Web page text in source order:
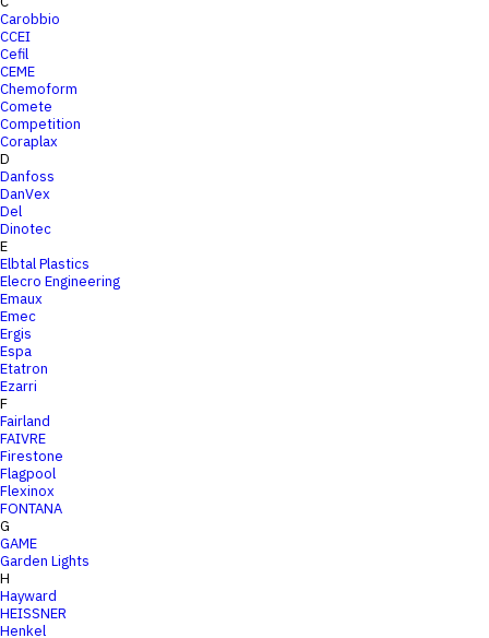
Carobbio
CCEI
Cefil
CEME
Chemoform
Comete
Competition
Coraplax
D
Danfoss
DanVex
Del
Dinotec
E
Elbtal Plastics
Elecro Engineering
Emaux
Emec
Ergis
Espa
Etatron
Ezarri
F
Fairland
FAIVRE
Firestone
Flagpool
Flexinox
FONTANA
G
GAME
Garden Lights
H
Hayward
HEISSNER
Henkel